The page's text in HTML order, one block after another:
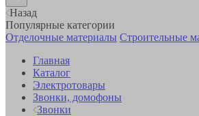
Назад
Популярные категории
Отделочные материалы Строительные
Главная
Каталог
Электротовары
Звонки, домофоны
Звонки